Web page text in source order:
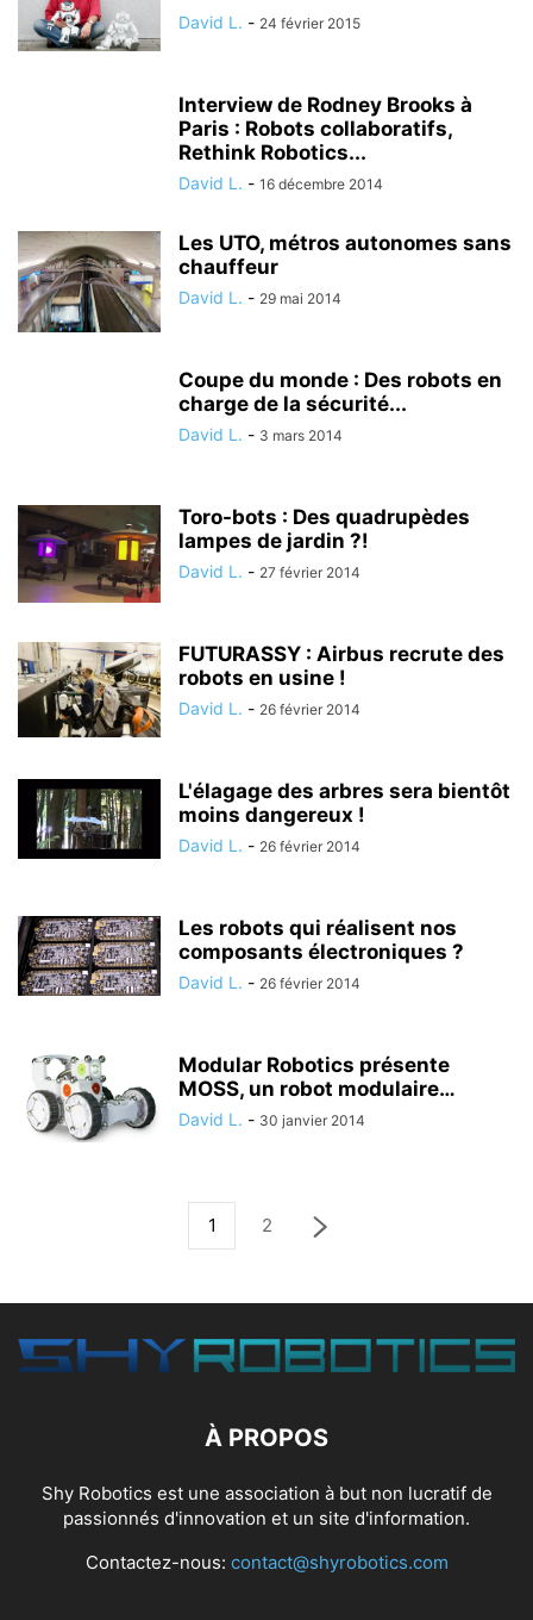
David L. - 24 février 2015
Interview de Rodney Brooks à
Paris : Robots collaboratifs,
Rethink Robotics...
David L. - 16 décembre 2014
Les UTO, métros autonomes sans
chauffeur
David L. - 29 mai 2014
Coupe du monde : Des robots en
charge de la sécurité...
David L. - 3 mars 2014
Toro-bots : Des quadrupèdes
lampes de jardin ?!
David L. - 27 février 2014
FUTURASSY : Airbus recrute des
robots en usine !
David L. - 26 février 2014
L'élagage des arbres sera bientôt
moins dangereux !
David L. - 26 février 2014
Les robots qui réalisent nos
composants électroniques ?
David L. - 26 février 2014
Modular Robotics présente
MOSS, un robot modulaire…
David L. - 30 janvier 2014
1 2
À PROPOS
Shy Robotics est une association à but non lucratif de
passionnés d'innovation et un site d'information.
Contactez-nous: contact@shyrobotics.com